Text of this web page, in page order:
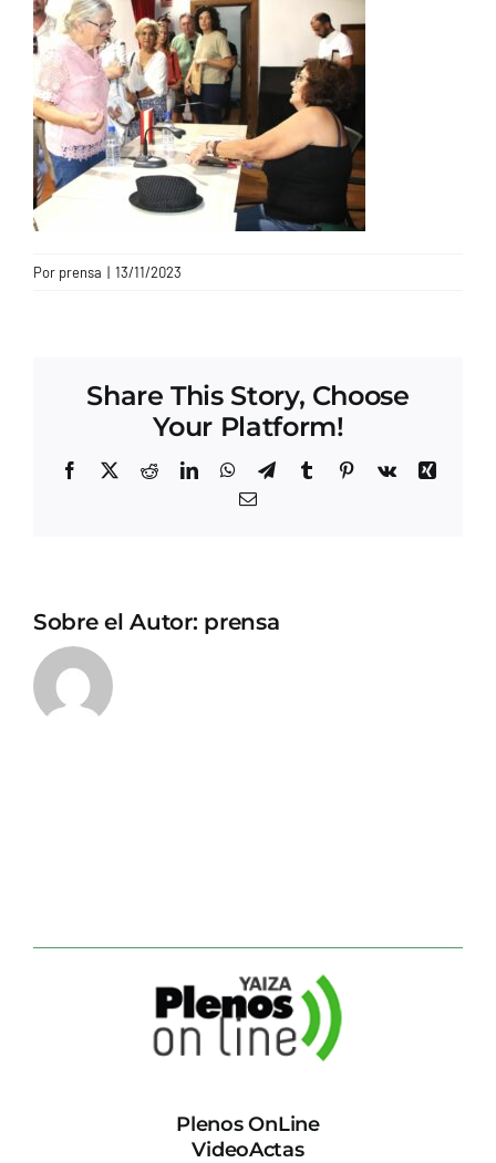
CONTACTO
Por prensa | 13/11/2023
Share This Story, Choose
Your Platform!
Facebook
X RedditLinkedInWhatsApp
TelegramTumblrPinterest
Vk
Xing
Correo
Sobre el Autor: prensa
Plenos OnLine
VideoActas